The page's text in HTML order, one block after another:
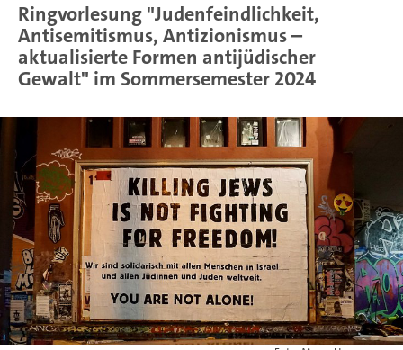
Ringvorlesung "Judenfeindlichkeit,
Antisemitismus, Antizionismus –
aktualisierte Formen antijüdischer
Gewalt" im Sommersemester 2024